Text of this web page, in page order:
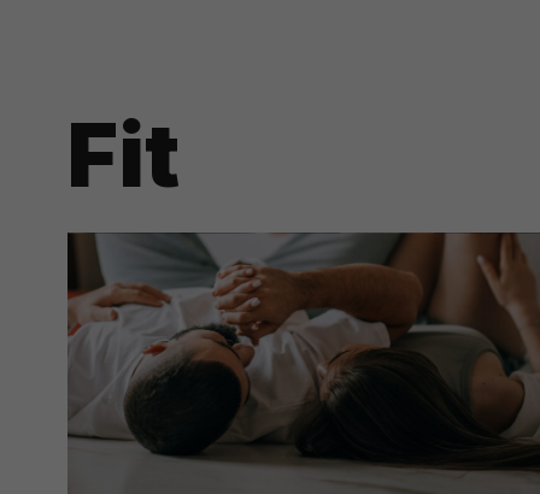
Fit
Jakie masz prawa w stosunku
Masz między innymi prawo do
także wycofać zgodę na
szczegółowo tutaj.
Jakie są podstawy prawne
Każde przetwarzanie Twoich
Podstawą prawną